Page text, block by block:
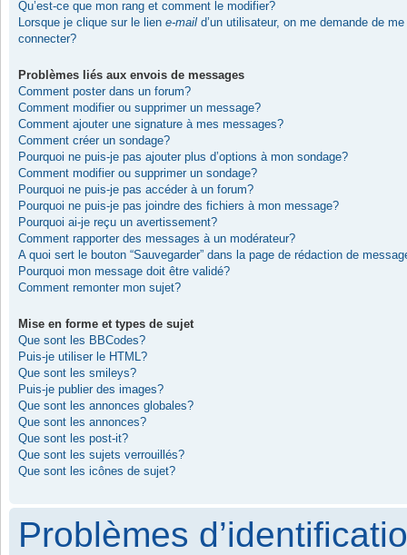
Qu’est-ce que mon rang et comment le modifier?
Lorsque je clique sur le lien e-mail d’un utilisateur, on me demande de me
connecter?
Problèmes liés aux envois de messages
Comment poster dans un forum?
Comment modifier ou supprimer un message?
Comment ajouter une signature à mes messages?
Comment créer un sondage?
Pourquoi ne puis-je pas ajouter plus d’options à mon sondage?
Comment modifier ou supprimer un sondage?
Pourquoi ne puis-je pas accéder à un forum?
Pourquoi ne puis-je pas joindre des fichiers à mon message?
Pourquoi ai-je reçu un avertissement?
Comment rapporter des messages à un modérateur?
A quoi sert le bouton “Sauvegarder” dans la page de rédaction de
Pourquoi mon message doit être validé?
Comment remonter mon sujet?
Mise en forme et types de sujet
Que sont les BBCodes?
Puis-je utiliser le HTML?
Que sont les smileys?
Puis-je publier des images?
Que sont les annonces globales?
Que sont les annonces?
Que sont les post-it?
Que sont les sujets verrouillés?
Que sont les icônes de sujet?
Problèmes